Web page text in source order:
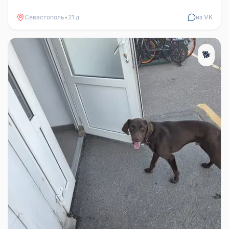
Севастополь• 21 д из VK
🐕